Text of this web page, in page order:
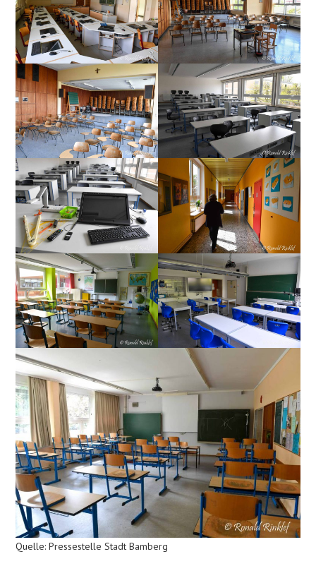
Quelle: Pressestelle Stadt Bamberg